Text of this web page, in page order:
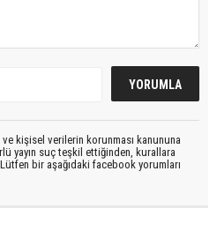
ve kişisel verilerin korunması kanununa
yayın suç teşkil ettiğinden, kurallara
bir aşağıdaki facebook yorumları